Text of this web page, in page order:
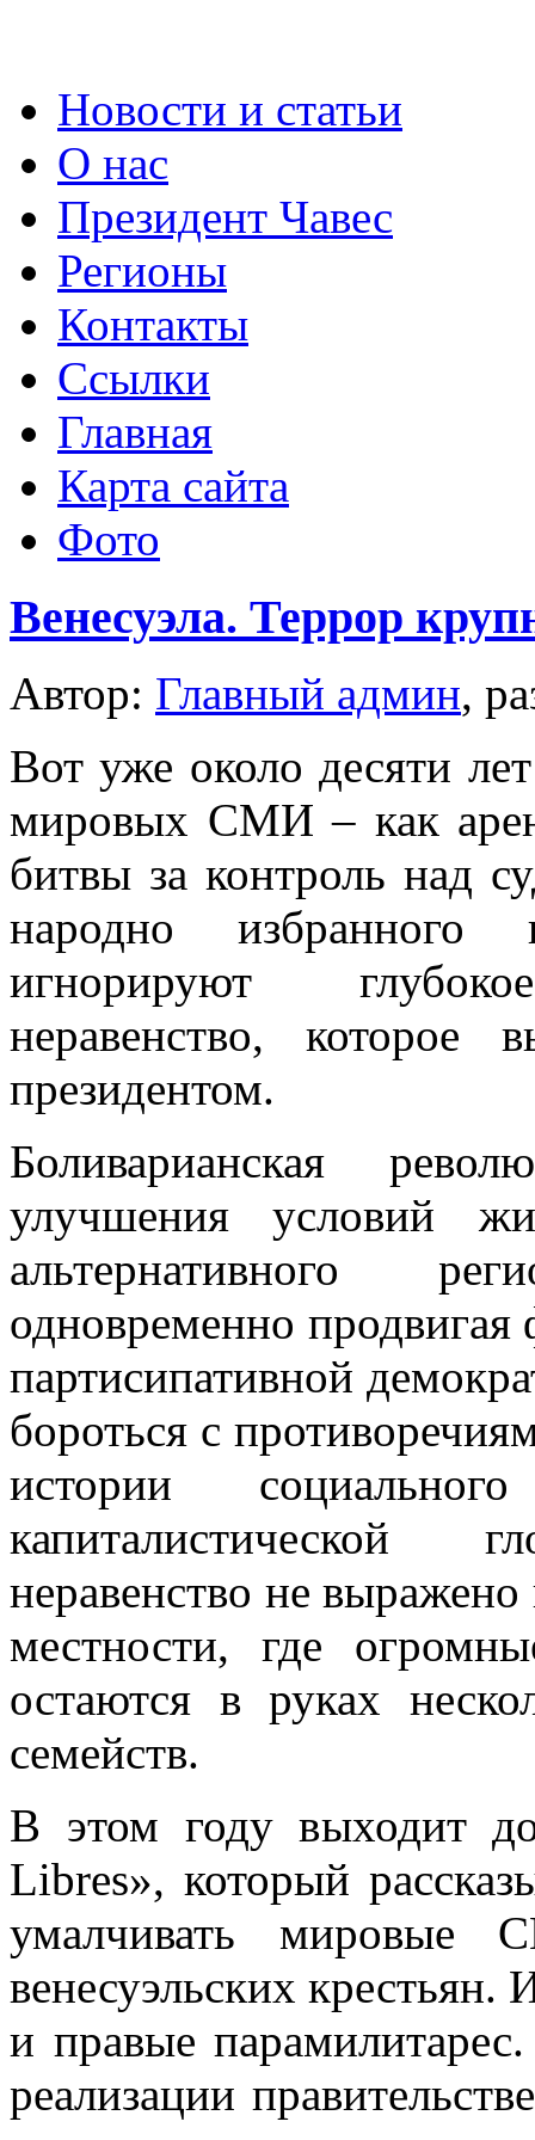
Новости и статьи
О нас
Президент Чавес
Регионы
Контакты
Ссылки
Главная
Карта сайта
Фото
Венесуэла. Террор
Автор: Главный админ,
Вот уже около десяти
мировых СМИ – как
битвы за контроль над
народно избранного
игнорируют
неравенство, которое
президентом.
Боливарианская
улучшения условий
альтернативного
одновременно
партисипативной
бороться с
истории
капиталистической
неравенство не выражено
местности, где
остаются в руках
семейств.
В этом году выходит
Libres», который
умалчивать мировые
венесуэльских
и правые
реализации